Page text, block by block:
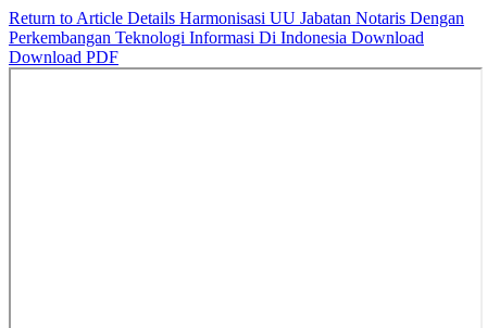
Return to Article Details Harmonisasi UU Jabatan Notaris Dengan
Perkembangan Teknologi Informasi Di Indonesia Download
Download PDF